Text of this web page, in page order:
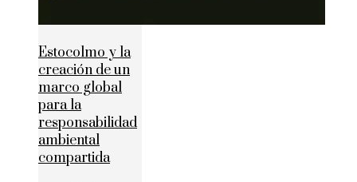
Estocolmo y la
creación de un
marco global
para la
responsabilidad
ambiental
compartida